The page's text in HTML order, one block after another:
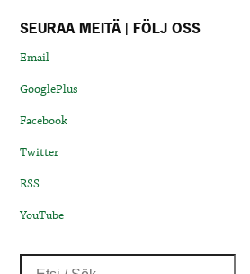
SEURAA MEITÄ | FÖLJ OSS
Email
GooglePlus
Facebook
Twitter
RSS
YouTube